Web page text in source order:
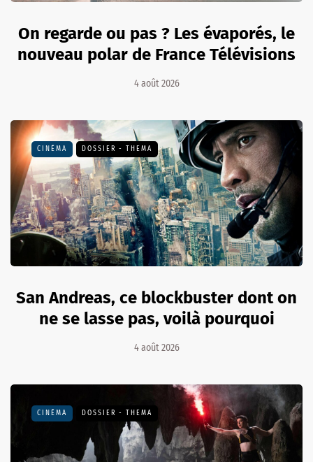
On regarde ou pas ? Les évaporés, le
nouveau polar de France Télévisions
4 août 2026
CINÉMA DOSSIER - THEMA
San Andreas, ce blockbuster dont on
ne se lasse pas, voilà pourquoi
4 août 2026
CINÉMA DOSSIER - THEMA